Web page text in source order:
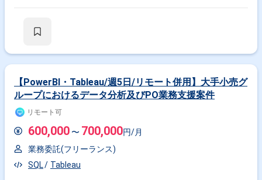
のペルソナ像を定義しN日後のユーザの状況を探るもの) - マッチング(マッ
【PowerBI・Tableau/週5日/リモート併用】大手小売グ
ループにおけるデータ分析及びPO業務支援案件
リモート可
600,000 〜 700,000円/月
業務委託(フリーランス)
SQL
Tableau